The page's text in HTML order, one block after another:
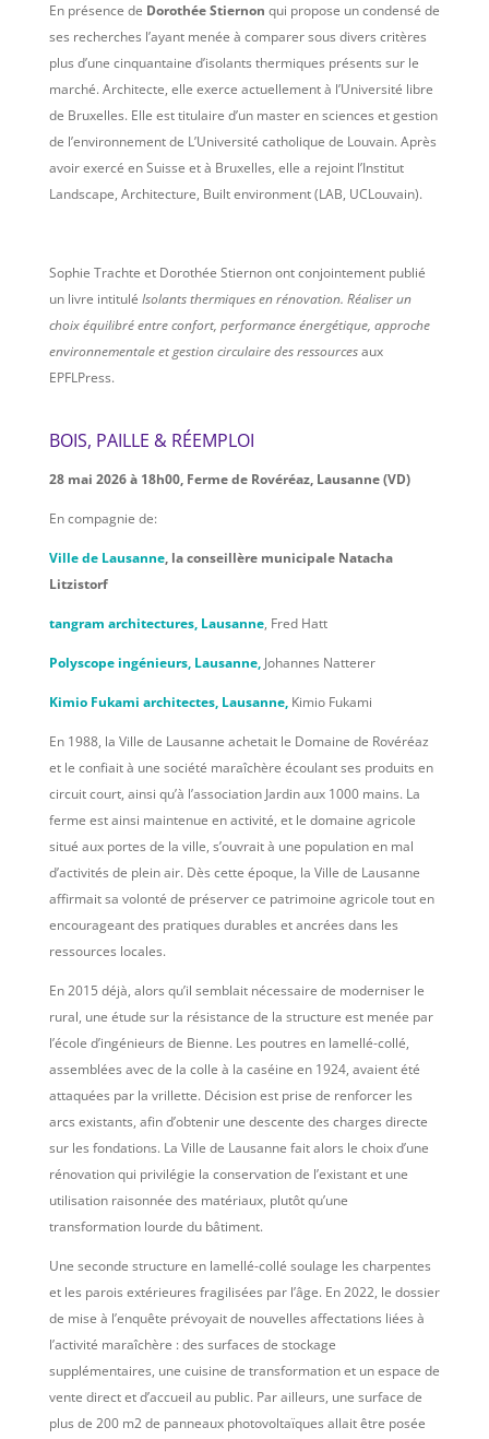
En présence de Dorothée Stiernon qui propose un condensé de
ses recherches l’ayant menée à comparer sous divers critères
plus d’une cinquantaine d’isolants thermiques présents sur le
marché. Architecte, elle exerce actuellement à l’Université libre
de Bruxelles. Elle est titulaire d’un master en sciences et gestion
de l’environnement de L’Université catholique de Louvain. Après
avoir exercé en Suisse et à Bruxelles, elle a rejoint l’Institut
Landscape, Architecture, Built environment (LAB, UCLouvain).
Sophie Trachte et Dorothée Stiernon ont conjointement publié
un livre intitulé Isolants thermiques en rénovation. Réaliser un
choix équilibré entre confort, performance énergétique, approche
environnementale et gestion circulaire des ressourcesaux
EPFLPress.
BOIS, PAILLE & RÉEMPLOI
28 mai 2026 à 18h00, Ferme de Rovéréaz, Lausanne (VD)
En compagnie de:
Ville de Lausanne, la conseillère municipale Natacha
Litzistorf
tangram architectures, Lausanne, Fred Hatt
Polyscope ingénieurs, Lausanne,Johannes Natterer
Kimio Fukami architectes, Lausanne, Kimio Fukami
En 1988, la Ville de Lausanne achetait le Domaine de Rovéréaz
et le confiait à une société maraîchère écoulant ses produits en
circuit court, ainsi qu’à l’association Jardin aux 1000 mains. La
ferme est ainsi maintenue en activité, et le domaine agricole
situé aux portes de la ville, s’ouvrait à une population en mal
d’activités de plein air. Dès cette époque, la Ville de Lausanne
affirmait sa volonté de préserver ce patrimoine agricole tout en
encourageant des pratiques durables et ancrées dans les
ressources locales.
En 2015 déjà, alors qu’il semblait nécessaire de moderniser le
rural, une étude sur la résistance de la structure est menée par
l’école d’ingénieurs de Bienne. Les poutres en lamellé-collé,
assemblées avec de la colle à la caséine en 1924, avaient été
attaquées par la vrillette. Décision est prise de renforcer les
arcs existants, afin d’obtenir une descente des charges directe
sur les fondations. La Ville de Lausanne fait alors le choix d’une
rénovation qui privilégie la conservation de l’existant et une
utilisation raisonnée des matériaux, plutôt qu’une
transformation lourde du bâtiment.
Une seconde structure en lamellé-collé soulage les charpentes
et les parois extérieures fragilisées par l’âge. En 2022, le dossier
de mise à l’enquête prévoyait de nouvelles affectations liées à
l’activité maraîchère : des surfaces de stockage
supplémentaires, une cuisine de transformation et un espace de
vente direct et d’accueil au public. Par ailleurs, une surface de
plus de 200 m2 de panneaux photovoltaïques allait être posée